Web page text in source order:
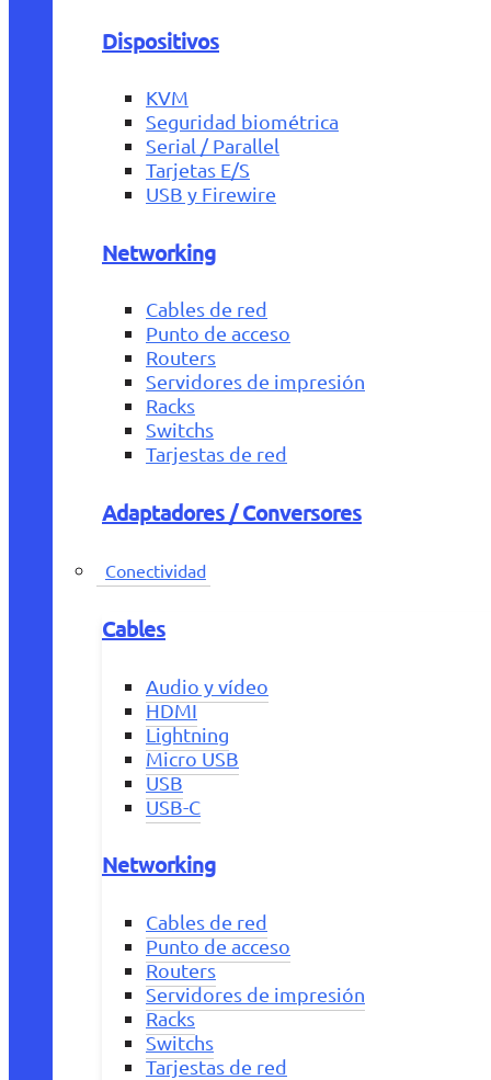
Dispositivos
KVM
Seguridad biométrica
Serial / Parallel
Tarjetas E/S
USB y Firewire
Networking
Cables de red
Punto de acceso
Routers
Servidores de impresión
Racks
Switchs
Tarjestas de red
Adaptadores / Conversores
Conectividad
Cables
Audio y vídeo
HDMI
Lightning
Micro USB
USB
USB-C
Networking
Cables de red
Punto de acceso
Routers
Servidores de impresión
Racks
Switchs
Tarjestas de red